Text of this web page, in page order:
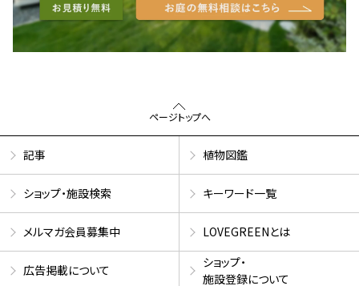
ページトップへ
記事 植物図鑑
ショップ・施設検索 キーワード一覧
メルマガ会員募集中 LOVEGREENとは
広告掲載について
ショップ・
施設登録について